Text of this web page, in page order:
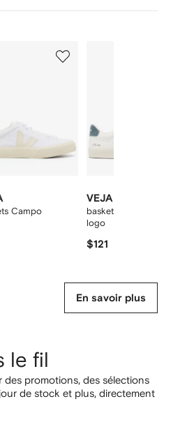
Campo
VEJA
baskets Campo à
logo
$121
En savoir plus
le fil
promotions, des sélections
de stock et plus, directement